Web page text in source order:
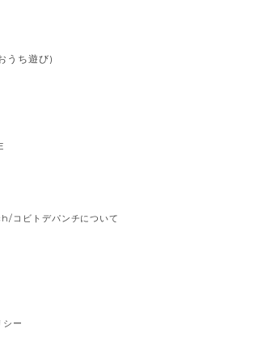
うち遊び)
ビトデパンチについて
シー